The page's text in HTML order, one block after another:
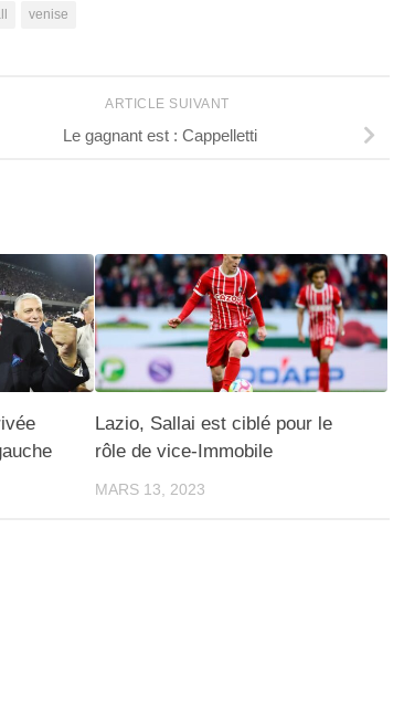
venise
ARTICLE SUIVANT
Le gagnant est : Cappelletti
Lazio, Sallai est ciblé pour le
rôle de vice-Immobile
MARS 13, 2023